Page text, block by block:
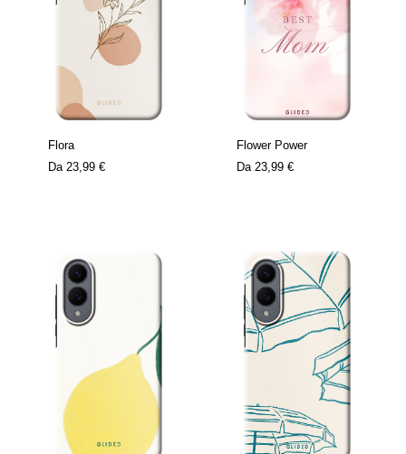
Flora
Da 23,99 €
Flower Power
Da 23,99 €